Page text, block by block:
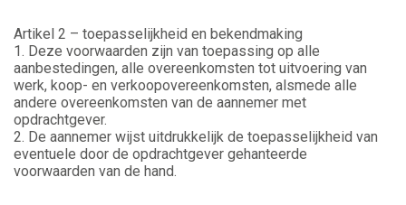
Artikel 2 – toepasselijkheid en bekendmaking
1. Deze voorwaarden zijn van toepassing op alle
aanbestedingen, alle overeenkomsten tot uitvoering van
werk, koop- en verkoopovereenkomsten, alsmede alle
andere overeenkomsten van de aannemer met
opdrachtgever.
2. De aannemer wijst uitdrukkelijk de toepasselijkheid van
eventuele door de opdrachtgever gehanteerde
voorwaarden van de hand.